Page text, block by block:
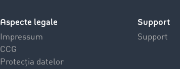
Aspecte legale
Impressum
CCG
Protecția datelor
Support
Support